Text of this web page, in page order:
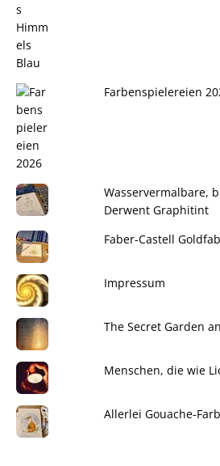
Farbenspielereien
Wasservermalbare,
Derwent Graphitint
Faber-Castell
Impressum
The Secret Garden
Menschen, die wie
Allerlei Gouache-